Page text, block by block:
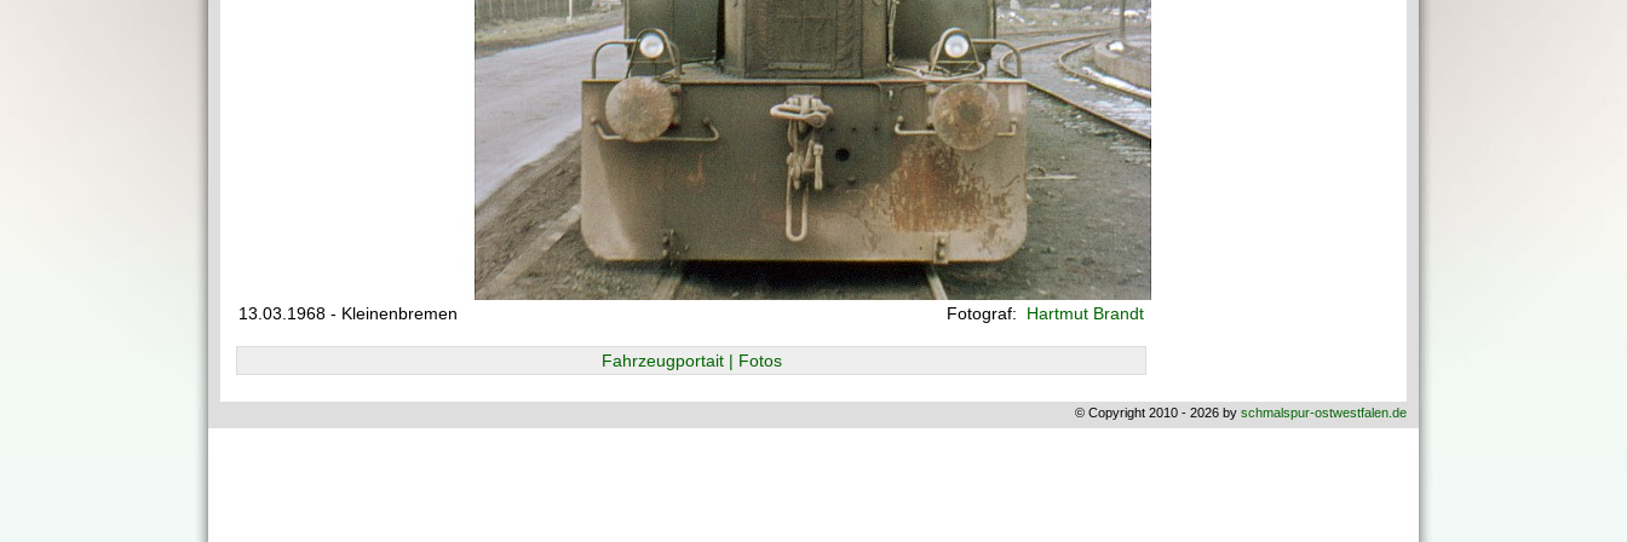
13.03.1968 - Kleinenbremen Fotograf: Hartmut Brandt
Fahrzeugportait | Fotos
© Copyright 2010 - 2026 by schmalspur-ostwestfalen.de